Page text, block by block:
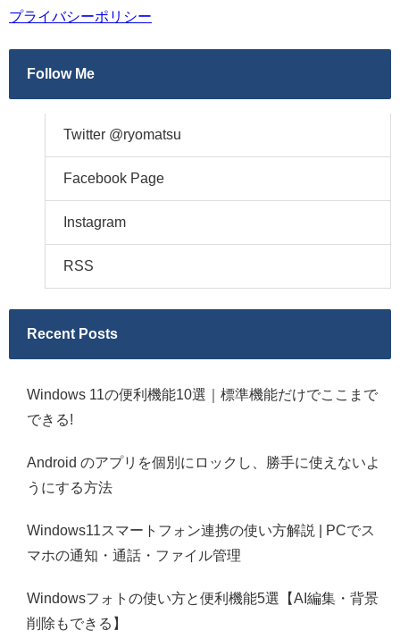
プライバシーポリシー
Follow Me
Twitter @ryomatsu
Facebook Page
Instagram
RSS
Recent Posts
Windows 11の便利機能10選｜標準機能だけでここまで
できる!
Android のアプリを個別にロックし、勝手に使えないよ
うにする方法
Windows11スマートフォン連携の使い方解説 | PCでス
マホの通知・通話・ファイル管理
Windowsフォトの使い方と便利機能5選【AI編集・背景
削除もできる】